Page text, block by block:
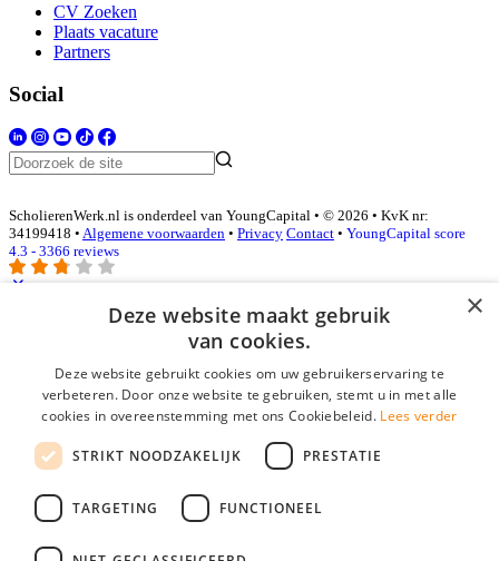
CV Zoeken
Plaats vacature
Partners
Social
ScholierenWerk.nl is onderdeel van YoungCapital • © 2026 • KvK nr:
34199418 • Algemene voorwaarden • Privacy Contact • YoungCapital score
4.3 - 3366 reviews
Inloggen als bedrijf
E-mail*
Wachtwoord
login gegevens onthouden
login
Bedrijf aanmelden
×
Deze website maakt gebruik
van cookies.
Deze website gebruikt cookies om uw gebruikerservaring te
verbeteren. Door onze website te gebruiken, stemt u in met alle
cookies in overeenstemming met ons Cookiebeleid. Lees verder
STRIKT NOODZAKELIJK PRESTATIE
TARGETING FUNCTIONEEL